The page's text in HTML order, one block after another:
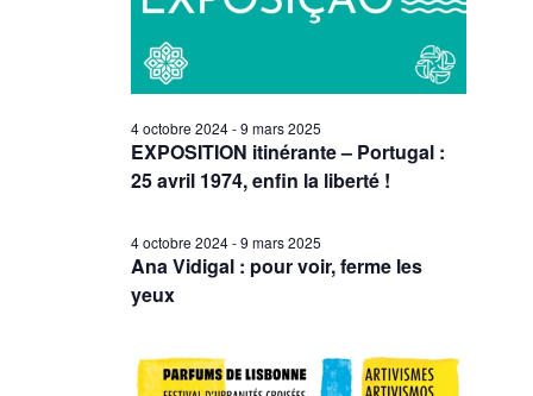
EXPOSITION itinérante – Portugal :
25 avril 1974, enfin la liberté !
4 octobre 2024-9 mars 2025
Ana Vidigal : pour voir, ferme les
yeux
4 octobre 2024-9 mars 2025